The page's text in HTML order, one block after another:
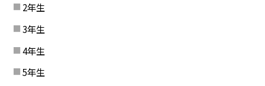
2年生
3年生
4年生
5年生